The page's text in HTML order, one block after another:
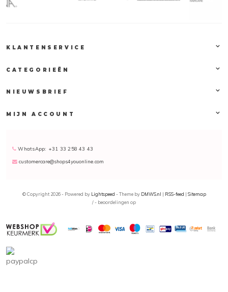
KLANTENSERVICE
CATEGORIEËN
NIEUWSBRIEF
MIJN ACCOUNT
WhatsApp: +31 33 258 43 43
customercare@shops4youonline.com
© Copyright 2026 - Powered by Lightspeed - Theme by DMWS.nl | RSS-feed | Sitemap
/- beoordelingen op